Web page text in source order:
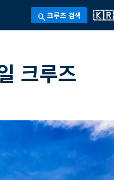
search크루즈 검색 🇰🇷
크루즈